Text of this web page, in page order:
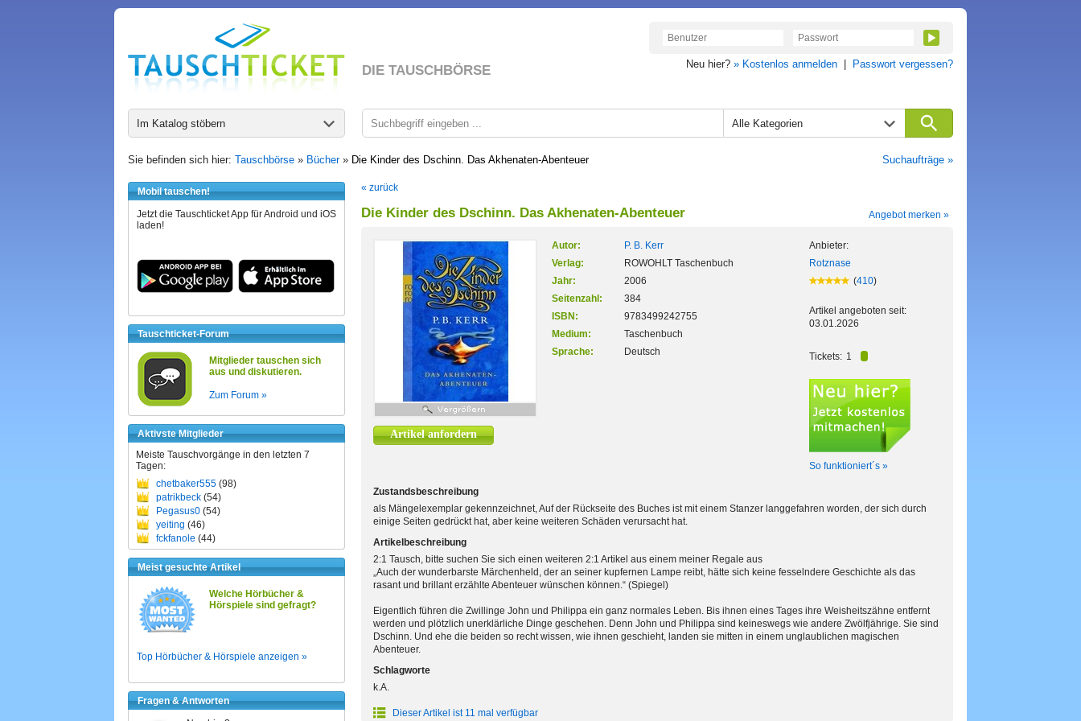
DIE TAUSCHBÖRSE Neu hier? » Kostenlos anmelden Passwort vergessen?
Im Katalog stöbern Alle Kategorien
Sie befinden sich hier: Tauschbörse » Bücher» Die Kinder des Dschinn. Das Akhenaten-Abenteuer Suchaufträge »
Mobil tauschen!
Jetzt die Tauschticket App für Android und iOS
laden!
Tauschticket-Forum
Mitglieder tauschen sich
aus und diskutieren.
Zum Forum »
Aktivste Mitglieder
Meiste Tauschvorgänge in den letzten 7
Tagen:
chetbaker555 (98)
patrikbeck (54)
Pegasus0 (54)
yeiting (46)
fckfanole (44)
Meist gesuchte Artikel
Welche Hörbücher &
Hörspiele sind gefragt?
Top Hörbücher & Hörspiele anzeigen »
Fragen & Antworten
« zurück
Die Kinder des Dschinn. Das Akhenaten-Abenteuer Angebot merken »
Artikel anfordern
Autor:
P. B. Kerr
Verlag:
ROWOHLT Taschenbuch
Jahr:
2006
Seitenzahl:
384
ISBN:
9783499242755
Medium:
Taschenbuch
Sprache:
Deutsch
Anbieter:
Rotznase
(410)
Artikel angeboten seit:
03.01.2026
Tickets: 1
So funktioniert´s »
Zustandsbeschreibung
als Mängelexemplar gekennzeichnet, Auf der Rückseite des Buches ist mit einem Stanzer langgefahren worden, der sich durch
einige Seiten gedrückt hat, aber keine weiteren Schäden verursacht hat.
Artikelbeschreibung
2:1 Tausch, bitte suchen Sie sich einen weiteren 2:1 Artikel aus einem meiner Regale aus
„Auch der wunderbarste Märchenheld, der an seiner kupfernen Lampe reibt, hätte sich keine fesselndere Geschichte als das
rasant und brillant erzählte Abenteuer wünschen können.“ (Spiegel)
Eigentlich führen die Zwillinge John und Philippa ein ganz normales Leben. Bis ihnen eines Tages ihre Weisheitszähne entfernt
werden und plötzlich unerklärliche Dinge geschehen. Denn John und Philippa sind keineswegs wie andere Zwölfjährige. Sie sind
Dschinn. Und ehe die beiden so recht wissen, wie ihnen geschieht, landen sie mitten in einem unglaublichen magischen
Abenteuer.
Schlagworte
k.A.
Dieser Artikel ist 11 mal verfügbar